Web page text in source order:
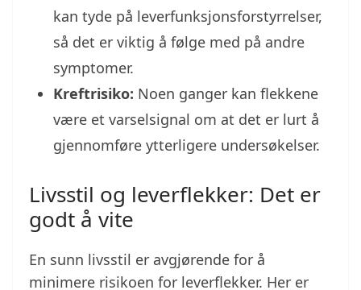
kan tyde på leverfunksjonsforstyrrelser,
så det er viktig å følge med på andre
symptomer.
Kreftrisiko: Noen ganger kan flekkene
være et varselsignal om at det er lurt å
gjennomføre ytterligere undersøkelser.
Livsstil og leverflekker: Det er
godt å vite
En sunn livsstil er avgjørende for å
minimere risikoen for leverflekker. Her er